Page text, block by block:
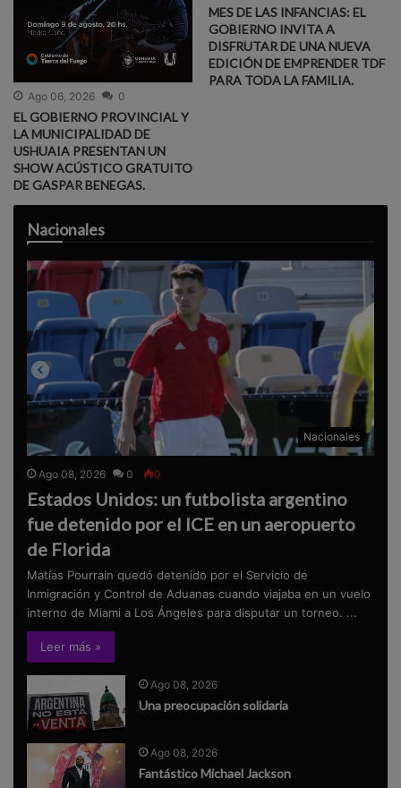
Ago 06, 2026 0
EL GOBIERNO PROVINCIAL Y
LA MUNICIPALIDAD DE
USHUAIA PRESENTAN UN
SHOW ACÚSTICO GRATUITO
DE GASPAR BENEGAS.
MES DE LAS INFANCIAS: EL
GOBIERNO INVITA A
DISFRUTAR DE UNA NUEVA
EDICIÓN DE EMPRENDER TDF
PARA TODA LA FAMILIA.
Nacionales
Nacionales
Ago 08, 2026 0 0
Estados Unidos: un futbolista argentino
fue detenido por el ICE en un aeropuerto
de Florida
Matías Pourrain quedó detenido por el Servicio de
Inmigración y Control de Aduanas cuando viajaba en un vuelo
interno de Miami a Los Ángeles para disputar un torneo. ...
Leer más »
Ago 08, 2026
Una preocupación solidaria
Ago 08, 2026
Fantástico Michael Jackson